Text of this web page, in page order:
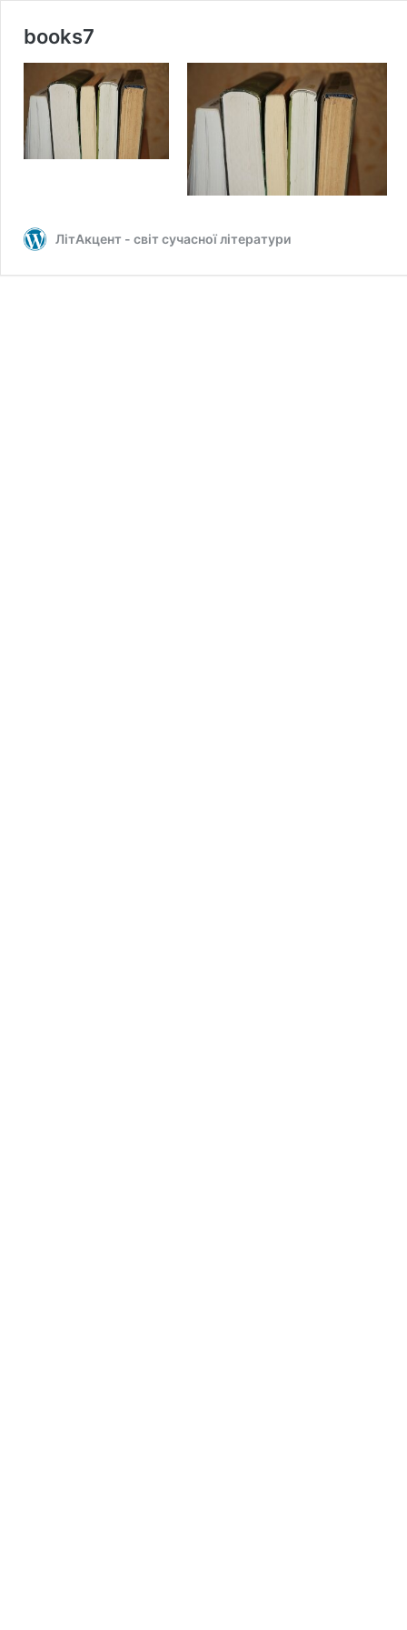
books7
ЛітАкцент - світ сучасної літератури